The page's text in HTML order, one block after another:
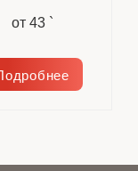
от 43 `